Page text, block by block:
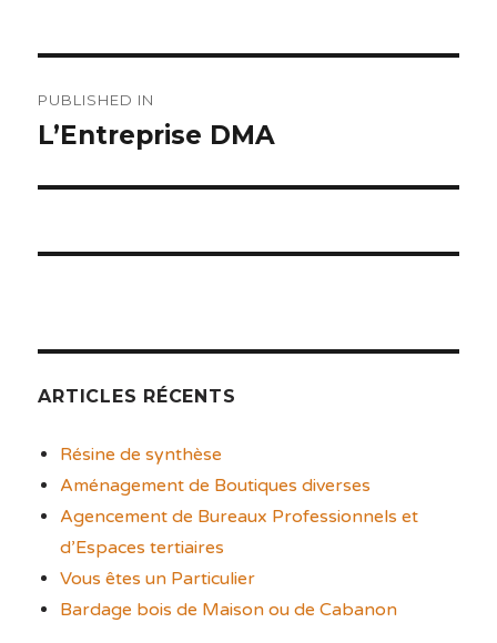
de
PUBLISHED IN
L’Entreprise DMA
ARTICLES RÉCENTS
Résine de synthèse
Aménagement de Boutiques diverses
Agencement de Bureaux Professionnels et
d’Espaces tertiaires
Vous êtes un Particulier
Bardage bois de Maison ou de Cabanon